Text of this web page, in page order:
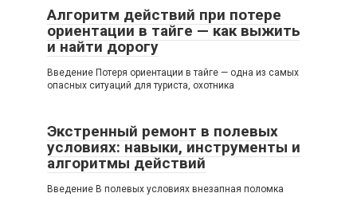
Алгоритм действий при потере
ориентации в тайге — как выжить
и найти дорогу
Введение Потеря ориентации в тайге — одна из самых
опасных ситуаций для туриста, охотника
Экстренный ремонт в полевых
условиях: навыки, инструменты и
алгоритмы действий
Введение В полевых условиях внезапная поломка